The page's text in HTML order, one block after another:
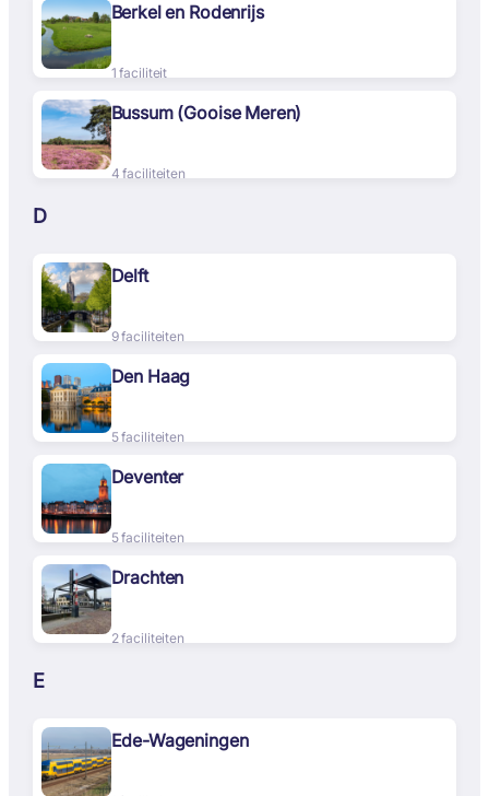
Berkel en Rodenrijs
1 faciliteit
Bussum (Gooise Meren)
4 faciliteiten
D
Delft
9 faciliteiten
Den Haag
5 faciliteiten
Deventer
5 faciliteiten
Drachten
2 faciliteiten
E
Ede-Wageningen